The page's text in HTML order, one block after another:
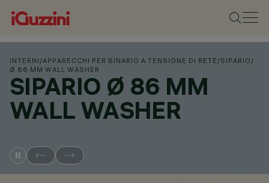
INTERNI /APPARECCHI PER BINARIO A TENSIONE DI RETE /SIPARIO /
Ø 86 MM WALL WASHER
SIPARIO Ø 86 MM
WALL WASHER